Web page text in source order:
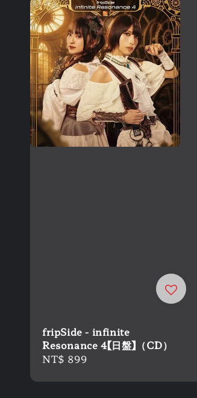
fripSide - infinite
Resonance 4【日盤】（CD）
Regular
NT$ 899